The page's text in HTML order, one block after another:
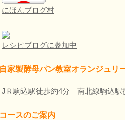
にほんブログ村
レシピブログに参加中
自家製酵母パン教室オランジュリ
JＲ駒込駅徒歩約4分 南北線駒込駅
コースのご案内